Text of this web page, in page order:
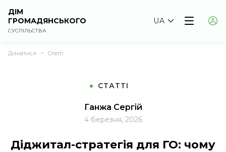
ДІМ
ГРОМАДЯНСЬКОГО
СУСПІЛЬСТВА
UA
Дізнатися > Статті
СТАТТІ
Ганжа Сергій
4 березня, 2026
Діджитал-стратегія для ГО: чому